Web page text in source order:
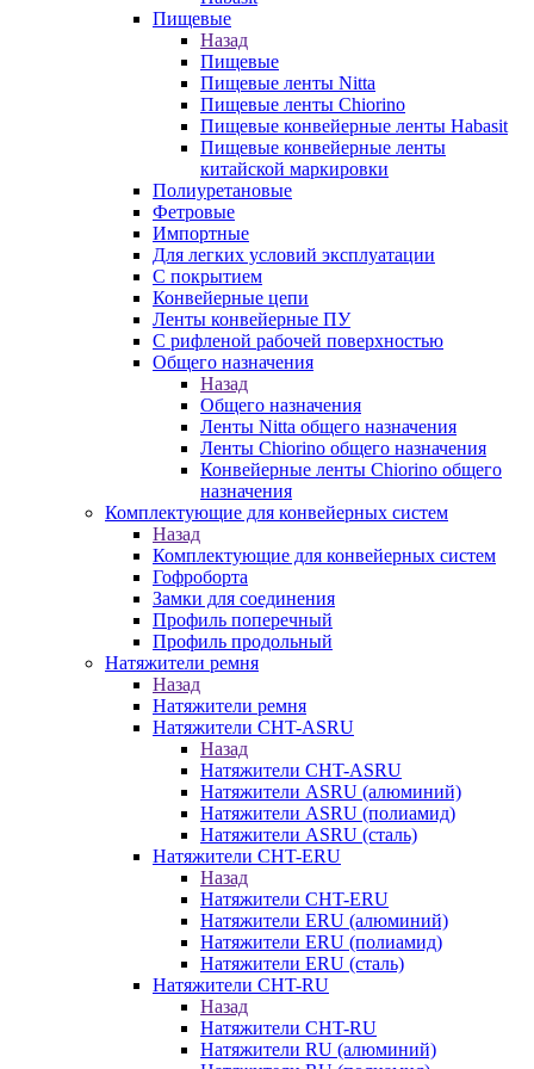
Пищевые
Назад
Пищевые
Пищевые ленты Nitta
Пищевые ленты Chiorino
Пищевые конвейерные ленты Habasit
Пищевые конвейерные ленты
китайской маркировки
Полиуретановые
Фетровые
Импортные
Для легких условий эксплуатации
С покрытием
Конвейерные цепи
Ленты конвейерные ПУ
С рифленой рабочей поверхностью
Общего назначения
Назад
Общего назначения
Ленты Nitta общего назначения
Ленты Chiorino общего назначения
Конвейерные ленты Chiorino общего
назначения
Комплектующие для конвейерных систем
Назад
Комплектующие для конвейерных систем
Гофроборта
Замки для соединения
Профиль поперечный
Профиль продольный
Натяжители ремня
Назад
Натяжители ремня
Натяжители CHT-ASRU
Назад
Натяжители CHT-ASRU
Натяжители ASRU (алюминий)
Натяжители ASRU (полиамид)
Натяжители ASRU (сталь)
Натяжители CHT-ERU
Назад
Натяжители CHT-ERU
Натяжители ERU (алюминий)
Натяжители ERU (полиамид)
Натяжители ERU (сталь)
Натяжители CHT-RU
Назад
Натяжители CHT-RU
Натяжители RU (алюминий)